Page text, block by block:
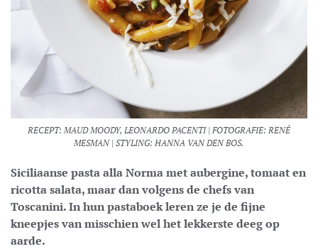
RECEPT: MAUD MOODY, LEONARDO PACENTI | FOTOGRAFIE: RENÉ
MESMAN | STYLING: HANNA VAN DEN BOS.
Siciliaanse pasta alla Norma met aubergine, tomaat en
ricotta salata, maar dan volgens de chefs van
Toscanini. In hun pastaboek leren ze je de fijne
kneepjes van misschien wel het lekkerste deeg op
aarde.